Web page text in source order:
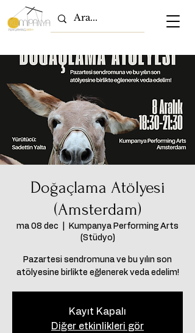
Doğaçlama Atölyesi
(Amsterdam)
ma 08 dec
Kumpanya Performing Arts
(Stüdyo)
Pazartesi sendromuna ve bu yılın son
atölyesine birlikte eğlenerek veda edelim!
Kayıt Kapalı
Diğer etkinlikleri gör